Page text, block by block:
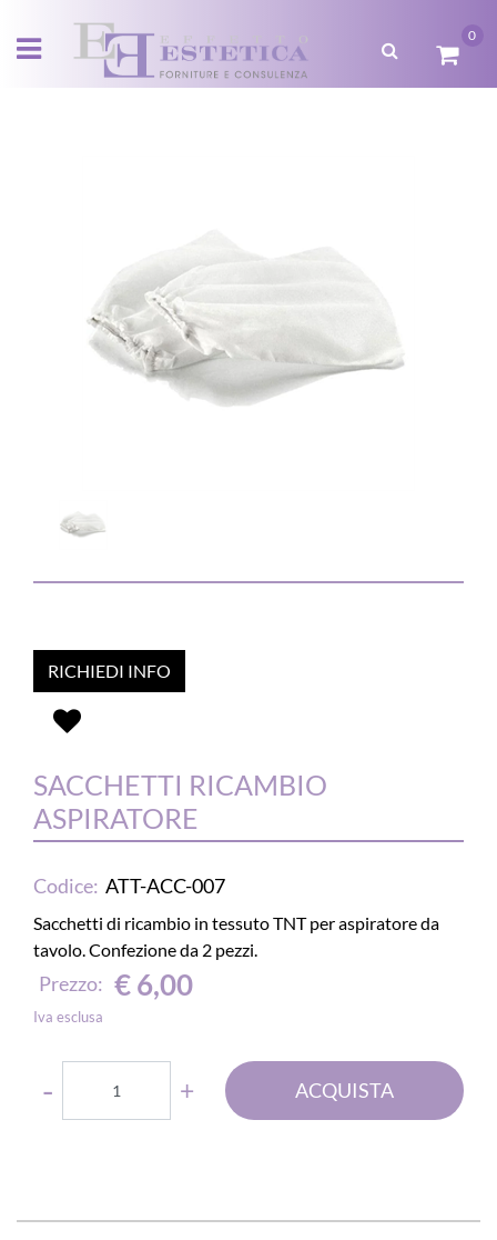
Open menu
0
RICHIEDI INFO
SACCHETTI RICAMBIO
ASPIRATORE
Codice: ATT-ACC-007
Sacchetti di ricambio in tessuto TNT per aspiratore da
tavolo. Confezione da 2 pezzi.
Prezzo: € 6,00
Iva esclusa
Quantità
ACQUISTA